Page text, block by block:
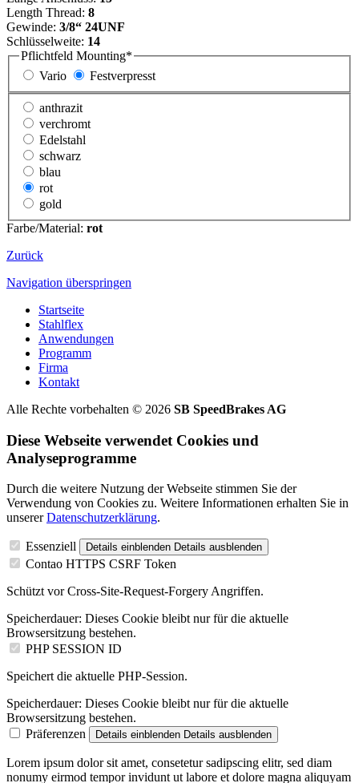
Length Thread: 8
Gewinde: 3/8“ 24UNF
Schlüsselweite: 14
Pflichtfeld Mounting*
Vario
Festverpresst
anthrazit
verchromt
Edelstahl
schwarz
blau
rot
gold
Farbe/Material: rot
Zurück
Navigation überspringen
Startseite
Stahlflex
Anwendungen
Programm
Firma
Kontakt
Alle Rechte vorbehalten © 2026 SB SpeedBrakes AG
Diese Webseite verwendet Cookies und
Analyseprogramme
Durch die weitere Nutzung der Webseite stimmen Sie der
Verwendung von Cookies zu. Weitere Informationen erhalten Sie in
unsererDatenschutzerklärung.
Essenziell Details einblenden Details ausblenden
Contao HTTPS CSRF Token
Schützt vor Cross-Site-Request-Forgery Angriffen.
Speicherdauer: Dieses Cookie bleibt nur für die aktuelle
Browsersitzung bestehen.
PHP SESSION ID
Speichert die aktuelle PHP-Session.
Speicherdauer: Dieses Cookie bleibt nur für die aktuelle
Browsersitzung bestehen.
Präferenzen
Details einblenden Details ausblenden
Lorem ipsum dolor sit amet, consetetur sadipscing elitr, sed diam
nonumy eirmod tempor invidunt ut labore et dolore magna aliquyam